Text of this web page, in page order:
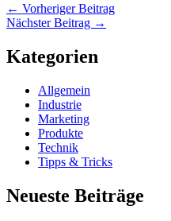
← Vorheriger Beitrag
Nächster Beitrag →
Kategorien
Allgemein
Industrie
Marketing
Produkte
Technik
Tipps & Tricks
Neueste Beiträge